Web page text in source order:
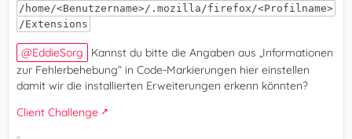
/home/<Benutzername>/.mozilla/firefox/<Profilname>
/Extensions
EddieSorg
Kannst du bitte die Angaben aus „Informationen
zur Fehlerbehebung“ in Code-Markierungen hier einstellen
damit wir die installierten Erweiterungen erkenn könnten?
Client Challenge